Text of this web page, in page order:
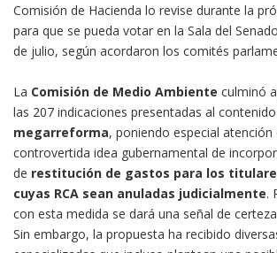
Comisión de Hacienda lo revise durante la
para que se pueda votar en la Sala del
de julio, según acordaron los comités
La Comisión de Medio Ambiente culminó
las 207 indicaciones presentadas al
megarreforma, poniendo especial atención
controvertida idea gubernamental de
de restitución de gastos para los
cuyas RCA sean anuladas judicialmente.
con esta medida se dará una señal de
Sin embargo, la propuesta ha recibido